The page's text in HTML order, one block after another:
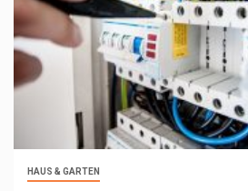
HAUS & GARTEN